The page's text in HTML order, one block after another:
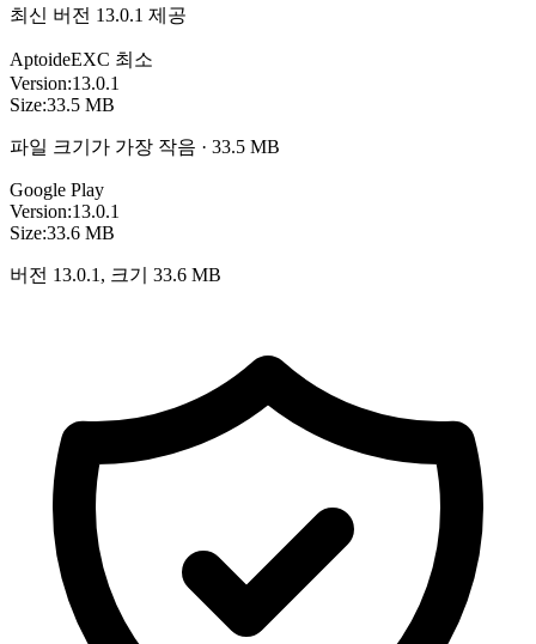
최신 버전 13.0.1 제공
AptoideEXC 최소
Version:13.0.1
Size:33.5 MB
파일 크기가 가장 작음 · 33.5 MB
Google Play
Version:13.0.1
Size:33.6 MB
버전 13.0.1, 크기 33.6 MB